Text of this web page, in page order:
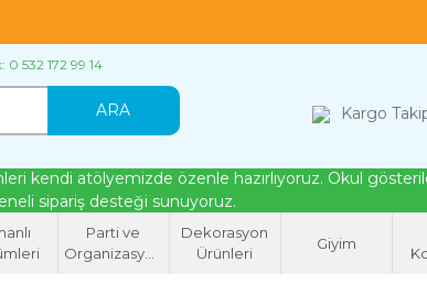
desteği
532 172 99 14
ARA Kargo
kendi atölyemizde özenle hazırlıyoruz. Okul
sipariş desteği sunuyoruz.
Parti ve
Organizasyon
Dekorasyon
Ürünleri
Giyim